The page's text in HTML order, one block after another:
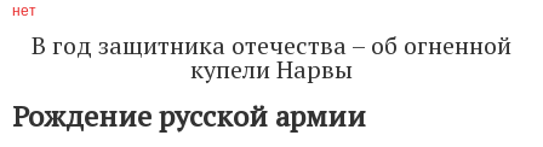
нет
В год защитника отечества – об огненной
купели Нарвы
Рождение русской армии